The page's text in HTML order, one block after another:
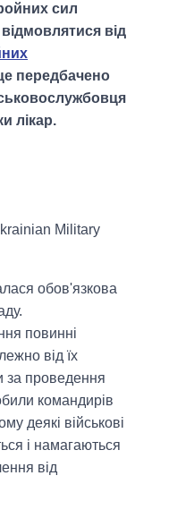
сил
від
передбачено
лікар.
Military
обов'язкова
повинні
від їх
за проведення
командирів
деякі військові
і намагаються
від